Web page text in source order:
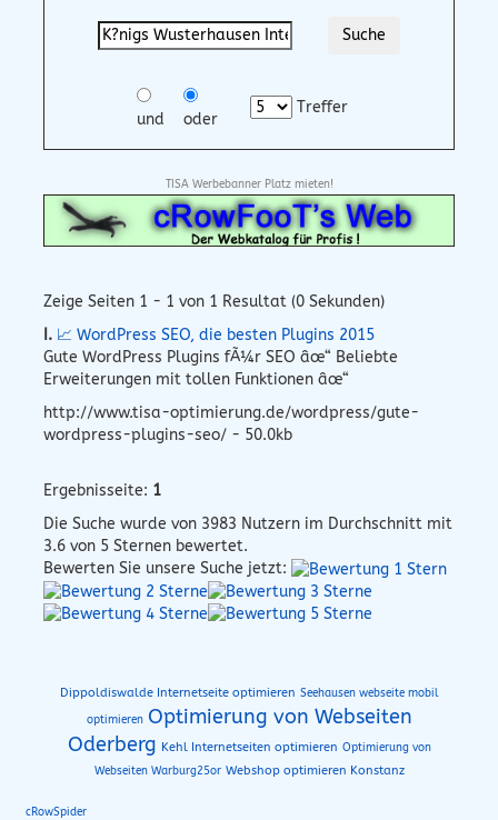
und oder
Treffer
TISA Werbebanner Platz mieten!
Zeige Seiten 1 - 1 von 1 Resultat (0 Sekunden)
I. 📈 WordPress SEO, die besten Plugins 2015
Gute WordPress Plugins fÃ¼r SEO âœ“ Beliebte
Erweiterungen mit tollen Funktionen âœ“
http://www.tisa-optimierung.de/wordpress/gute-
wordpress-plugins-seo/ - 50.0kb
Ergebnisseite: 1
Die Suche wurde von 3983 Nutzern im Durchschnitt mit
3.6 von 5 Sternen bewertet.
Bewerten Sie unsere Suche jetzt:
Dippoldiswalde Internetseite optimieren Seehausen webseite mobil
optimieren Optimierung von Webseiten
Oderberg Kehl Internetseiten optimieren Optimierung von
Webseiten Warburg25or Webshop optimieren Konstanz
cRowSpider